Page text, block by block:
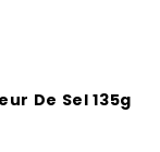
De Sel 135g